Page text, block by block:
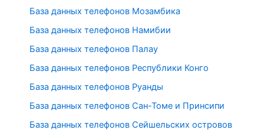
База данных телефонов Мозамбика
База данных телефонов Намибии
База данных телефонов Палау
База данных телефонов Республики Конго
База данных телефонов Руанды
База данных телефонов Сан-Томе и Принсипи
База данных телефонов Сейшельских островов